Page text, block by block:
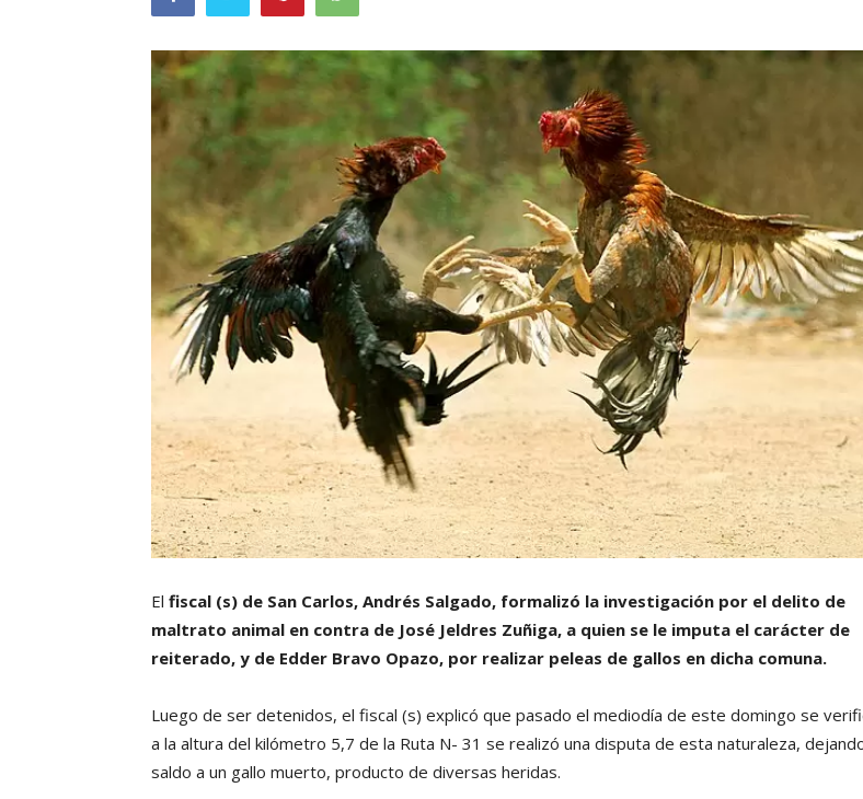
El fiscal (s) de San Carlos, Andrés Salgado, formalizó la investigación por el delito de
maltrato animal en contra de José Jeldres Zuñiga, a quien se le imputa el carácter de
reiterado, y de Edder Bravo Opazo, por realizar peleas de gallos en dicha comuna.
Luego de ser detenidos, el fiscal (s) explicó que pasado el mediodía de este domingo se
a la altura del kilómetro 5,7 de la Ruta N- 31 se realizó una disputa de esta naturaleza,
saldo a un gallo muerto, producto de diversas heridas.